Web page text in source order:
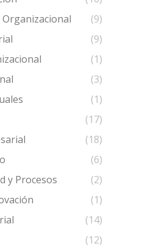
(9)
(9)
(1)
(3)
(1)
(17)
(18)
(6)
y Procesos
(2)
(1)
(14)
(12)